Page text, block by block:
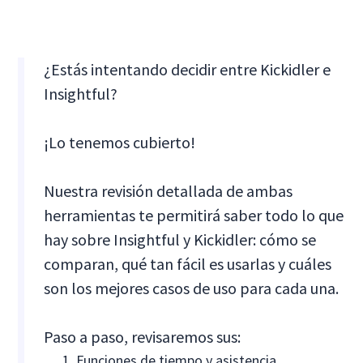
¿Estás intentando decidir entre Kickidler e
Insightful?
¡Lo tenemos cubierto!
Nuestra revisión detallada de ambas
herramientas te permitirá saber todo lo que
hay sobre Insightful y Kickidler: cómo se
comparan, qué tan fácil es usarlas y cuáles
son los mejores casos de uso para cada una.
Paso a paso, revisaremos sus: